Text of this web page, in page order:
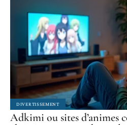
DIVERTISSEMENT
Adkimi ou sites d’animes